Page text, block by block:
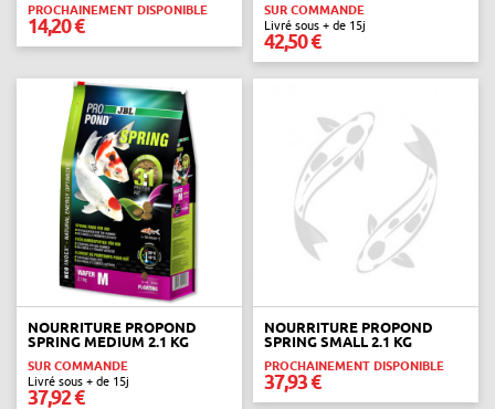
PROCHAINEMENT DISPONIBLE
14,20 €
SUR COMMANDE
Livré sous + de 15j
42,50 €
NOURRITURE PROPOND
SPRING MEDIUM 2.1 KG
SUR COMMANDE
Livré sous + de 15j
37,92 €
NOURRITURE PROPOND
SPRING SMALL 2.1 KG
PROCHAINEMENT DISPONIBLE
37,93 €